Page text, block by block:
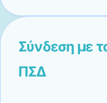
Σύνδεση με
ΠΣΔ